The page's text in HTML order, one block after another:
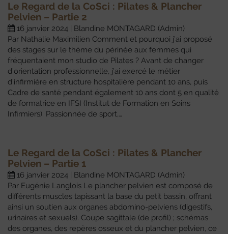
Le Regard de la CoSci : Pilates & Plancher
Pelvien – Partie 2
16 janvier 2024
Blandine MONTAGARD (Admin)
Par Nathalie Maximilien Comment et pourquoi j’ai proposé
des stages sur le thème du périnée aux femmes qui
fréquentaient mon studio de Pilates ? Avant de changer
d’orientation professionnelle, j’ai exercé le métier
d’infirmière en structure hospitalière pendant 10 ans, puis
Cadre de santé pendant également 10 ans dont 5 en qualité
de formatrice en IFSI (Institut de Formation en Soins
Infirmiers). Passionnée de sport,…
Le Regard de la CoSci : Pilates & Plancher
Pelvien – Partie 1
16 janvier 2024
Blandine MONTAGARD (Admin)
Par Eugénie Langlois Le plancher pelvien est composé de
différents muscles tapissant la base du petit bassin, offrant
ainsi un soutien aux organes abdomino-pelviens (digestifs,
urinaires et sexuels). Coupe sagittale (de profil) ; schémas
des organes, des repères osseux et du plancher pelvien, ce